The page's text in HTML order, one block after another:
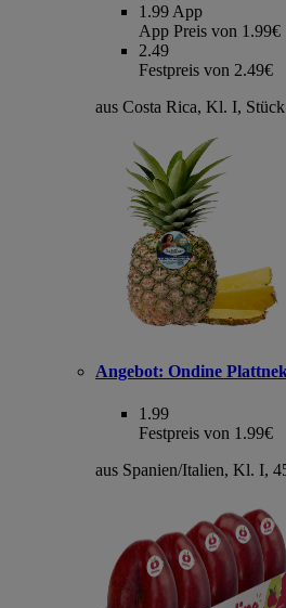
1.99 App
App Preis von 1.99€
2.49
Festpreis von 2.49€
aus Costa Rica, Kl. I, Stück
Angebot: Ondine
1.99
Festpreis von 1.99€
aus Spanien/Italien, Kl. I,